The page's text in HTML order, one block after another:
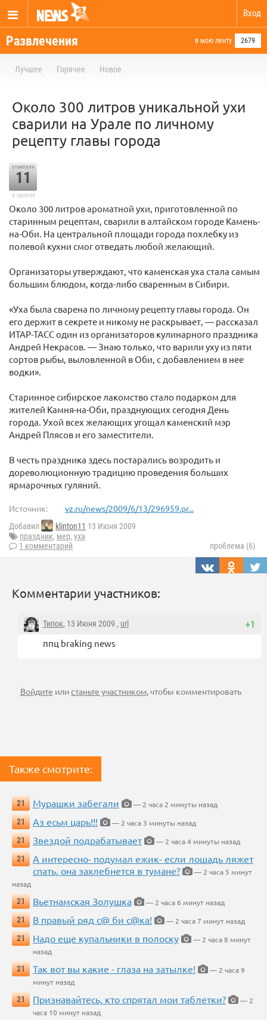
Вход
Развлечения в мою ленту 2679
Лучшее Горячее Новое
Около 300 литров уникальной ухи
сварили на Урале по личному
рецепту главы города
отметили
11
в архиве
Около 300 литров ароматной ухи, приготовленной по
старинным рецептам, сварили в алтайском городе Камень-
на-Оби. На центральной площади города похлебку из
полевой кухни смог отведать любой желающий.
Организаторы утверждают, что каменская уха стала самым
большим блюдом, когда-либо сваренным в Сибири.
«Уха была сварена по личному рецепту главы города. Он
его держит в секрете и никому не раскрывает, — рассказал
ИТАР-ТАСС один из организаторов кулинарного праздника
Андрей Некрасов. — Знаю только, что варили уху из пяти
сортов рыбы, выловленной в Оби, с добавлением в нее
водки».
Старинное сибирское лакомство стало подарком для
жителей Камня-на-Оби, празднующих сегодня День
города. Ухой всех желающих угощал каменский мэр
Андрей Плясов и его заместители.
В честь праздника здесь постарались возродить и
дореволюционную традицию проведения больших
ярмарочных гуляний.
Источник: vz.ru/news/2009/6/13/296959.pr...
Добавил klinton11 13 Июня 2009
праздник, мер, уха
1 комментарий
проблема (6)
Комментарии участников:
+1
Типок, 13 Июня 2009 , url
ппц braking news
Войдите илистаньте участником, чтобы комментировать
Также смотрите:
21 Мурашки забегали
— 2 часа 2 минуты назад
21
Аз есьм царь!!!
— 2 часа 3 минуты назад
21
Звездой подрабатывает
— 2 часа 4 минуты назад
21
А интересно- подумал ежик- если лошадь ляжет
спать, она захлебнется в тумане?
— 2 часа 5 минут
назад
21
Вьетнамская Золушка
— 2 часа 6 минут назад
21
В правый ряд с@ би с@ка!
— 2 часа 7 минут назад
21
Надо еще купальники в полоску
— 2 часа 8 минут
назад
21
Так вот вы какие - глаза на затылке!
— 2 часа 9
минут назад
21
Признавайтесь, кто спрятал мои таблетки?
— 2
часа 10 минут назад